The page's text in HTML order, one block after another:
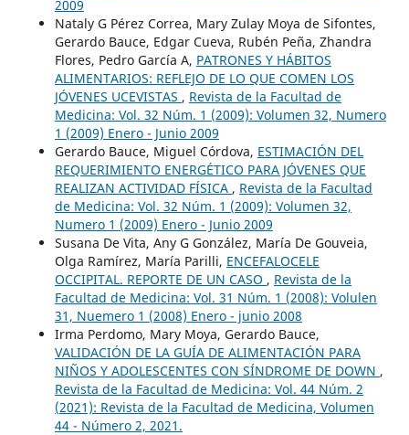
2009
Nataly G Pérez Correa, Mary Zulay Moya de Sifontes,
Gerardo Bauce, Edgar Cueva, Rubén Peña, Zhandra
Flores, Pedro García A, PATRONES Y HÁBITOS
ALIMENTARIOS: REFLEJO DE LO QUE COMEN LOS
JÓVENES UCEVISTAS , Revista de la Facultad de
Medicina: Vol. 32 Núm. 1 (2009): Volumen 32, Numero
1 (2009) Enero - Junio 2009
Gerardo Bauce, Miguel Córdova, ESTIMACIÓN DEL
REQUERIMIENTO ENERGÉTICO PARA JÓVENES QUE
REALIZAN ACTIVIDAD FÍSICA , Revista de la Facultad
de Medicina: Vol. 32 Núm. 1 (2009): Volumen 32,
Numero 1 (2009) Enero - Junio 2009
Susana De Vita, Any G González, María De Gouveia,
Olga Ramírez, María Parilli, ENCEFALOCELE
OCCIPITAL. REPORTE DE UN CASO , Revista de la
Facultad de Medicina: Vol. 31 Núm. 1 (2008): Volulen
31, Nuemero 1 (2008) Enero - junio 2008
Irma Perdomo, Mary Moya, Gerardo Bauce,
VALIDACIÓN DE LA GUÍA DE ALIMENTACIÓN PARA
NIÑOS Y ADOLESCENTES CON SÍNDROME DE DOWN ,
Revista de la Facultad de Medicina: Vol. 44 Núm. 2
(2021): Revista de la Facultad de Medicina, Volumen
44 - Número 2, 2021.